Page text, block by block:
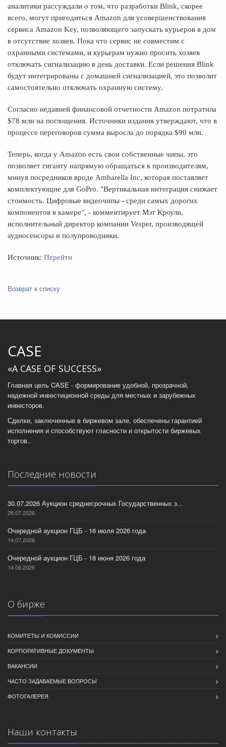
аналитики рассуждали о том, что разработки Blink, скорее
всего, могут пригодиться Amazon для усовершенствования
сервиса Amazon Key, позволяющего запускать курьеров в дом
в отсутствие хозяев. Пока что сервис не совместим с
охранными системами, и курьерам нужно просить хозяев
отключать сигнализацию в день доставки. Если решения Blink
будут интегрированы с домашней сигнализацией, это позволит
самостоятельно отключать охранную систему.
Согласно недавней финансовой отчетности Amazon потратила
$78 млн на поглощения. Источники издания утверждают, что в
процессе переговоров сумма выросла до порядка $90 млн.
Теперь, когда у Amazon есть свои собственные чипы, это
позволяет гиганту напрямую обращаться к производителям,
минуя посредников вроде Ambarella Inc, которая поставляет
комплектующие для GoPro. "Вертикальная интеграция снижает
стоимость. Цифровые видеочипы - среди самых дорогих
компонентов в камере", - комментирует Мэт Кроули,
исполнительный директор компании Vesper, производящей
аудиосенсоры и полупроводники.
Источник: Перейти
Возврат к списку
CASE
«A CASE OF SUCCESS»
Главная цель CASE - формирование удобной, прозрачной,
надежной инвестиционной среды для местных и зарубежных
инвесторов.
Сделки, заключенные в биржевом зале, обеспечены гарантией
исполнения и способствуют гласности и открытости биржевых
торгов..
Последние новости
30.07.2026 Аукцион среднесрочных Государственных з...
28.07.2026
Очередной аукцион ГЦБ - 16 июля 2026 года
14.07.2026
Очередной аукцион ГЦБ - 18 июня 2026 года
14.06.2026
О бирже
КОМИТЕТЫ И КОМИССИИ
КОРПОРАТИВНЫЕ ДОКУМЕНТЫ
ВАКАНСИИ
ЧАСТО ЗАДАВАЕМЫЕ ВОПРОСЫ
ФОТОГАЛЕРЕЯ
Наши контакты